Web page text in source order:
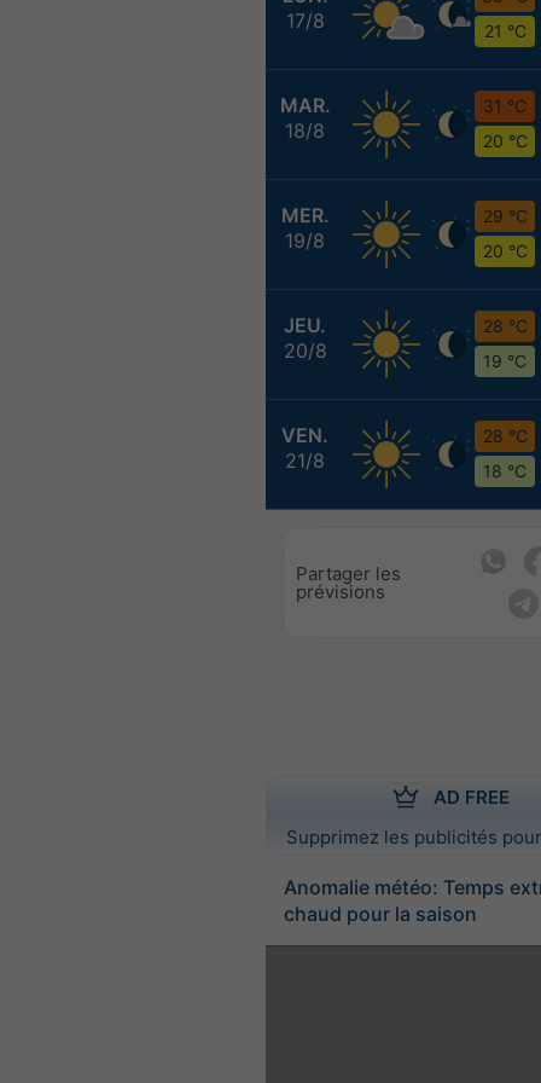
17/8
21 °C
MAR.
18/8
31 °C
20 °C
MER.
19/8
29 °C
20 °C
JEU.
20/8
28 °C
19 °C
VEN.
21/8
28 °C
18 °C
Partager les
prévisions
AD FREE
Supprimez les publicités
Anomalie météo: Temps
chaud pour la saison